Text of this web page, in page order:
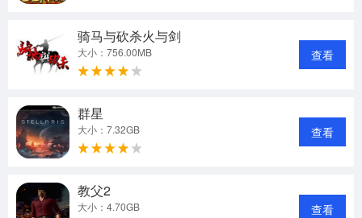
骑马与砍杀火与剑
大小：756.00MB 查看
群星
大小：7.32GB 查看
教父2
大小：4.70GB 查看